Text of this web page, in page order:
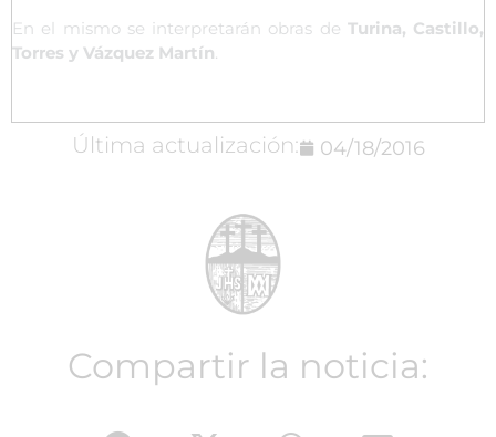
En el mismo se interpretarán obras de Turina, Castillo,
Torres y Vázquez Martín.
Última actualización: 04/18/2016
Compartir la noticia: